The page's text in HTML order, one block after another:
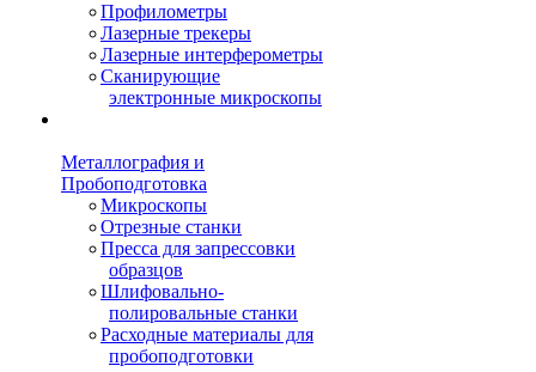
Профилометры
Лазерные трекеры
Лазерные интерферометры
Сканирующие
электронные микроскопы
Металлография и
Пробоподготовка
Микроскопы
Отрезные станки
Пресса для запрессовки
образцов
Шлифовально-
полировальные станки
Расходные материалы для
пробоподготовки